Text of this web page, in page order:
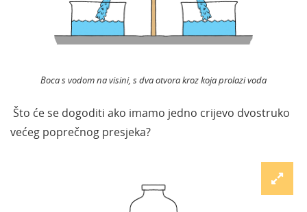
Boca s vodom na visini, s dva otvora kroz koja prolazi voda
Što će se dogoditi ako imamo jedno crijevo dvostruko
većeg poprečnog presjeka?